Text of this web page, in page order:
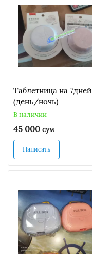
Таблетница на 7дней
(день/ночь)
В наличии
45 000 сум
Написать